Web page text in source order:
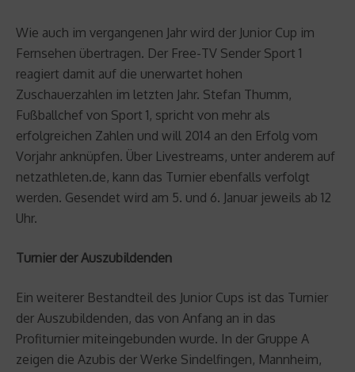
Wie auch im vergangenen Jahr wird der Junior Cup im
Fernsehen übertragen. Der Free-TV Sender Sport 1
reagiert damit auf die unerwartet hohen
Zuschauerzahlen im letzten Jahr. Stefan Thumm,
Fußballchef von Sport 1, spricht von mehr als
erfolgreichen Zahlen und will 2014 an den Erfolg vom
Vorjahr anknüpfen. Über Livestreams, unter anderem auf
netzathleten.de, kann das Turnier ebenfalls verfolgt
werden. Gesendet wird am 5. und 6. Januar jeweils ab 12
Uhr.
Turnier der Auszubildenden
Ein weiterer Bestandteil des Junior Cups ist das Turnier
der Auszubildenden, das von Anfang an in das
Profiturnier miteingebunden wurde. In der Gruppe A
zeigen die Azubis der Werke Sindelfingen, Mannheim,